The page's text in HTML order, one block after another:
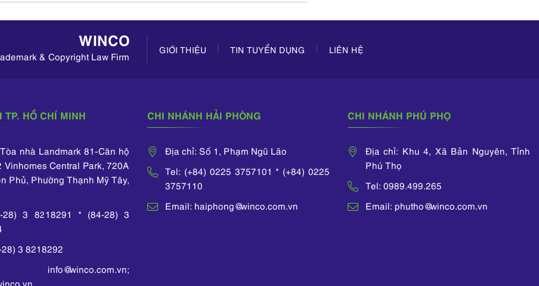
WINCO
& Copyright Law Firm
GIỚI THIỆU TIN TUYỂN DỤNG LIÊN HỆ
TP. HỒ CHÍ MINH
nhà Landmark 81-Căn hộ
Vinhomes Central Park, 720A
Phủ, Phường Thạnh Mỹ Tây,
28) 3 8218291 * (84-28) 3
3 8218292
info@winco.com.vn;
CHI NHÁNH HẢI PHÒNG
Địa chỉ: Số 1, Phạm Ngũ Lão
Tel: (+84) 0225 3757101 * (+84) 0225
3757110
Email: haiphong@winco.com.vn
CHI NHÁNH PHÚ PHỌ
Địa chỉ: Khu 4, Xã Bản Nguyên, Tỉnh
Phú Thọ
Tel: 0989.499.265
Email: phutho@winco.com.vn